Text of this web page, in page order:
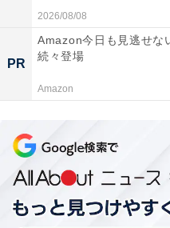
A post shared by
1位は「ディーン・フジオ
れながら、2004年に香港
2006年に活動拠点を台湾
からという逆輸入タレン
2026/08/08
PR
Amazon今日も見逃せな
続々登場
Amazon